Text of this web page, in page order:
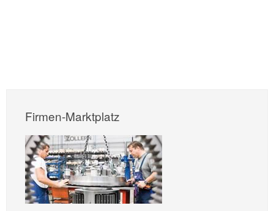
Firmen-Marktplatz